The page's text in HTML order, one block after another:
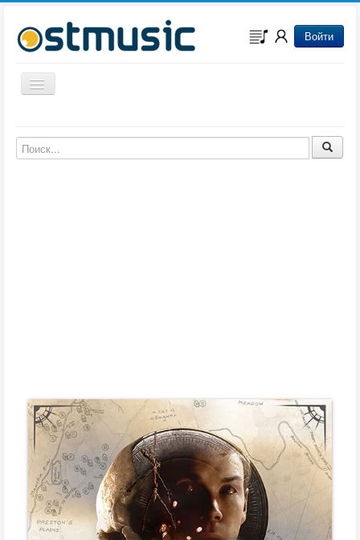
Войти
Включить/выключить навигацию
Музыка из мультфильмов
Музыка из сериалов